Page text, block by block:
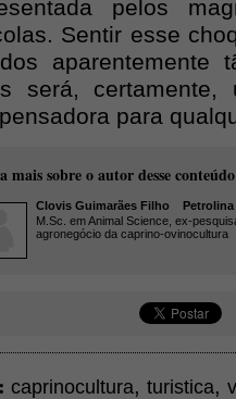
pelos
Sentir esse
será,
para
mais sobre o autor desse conteúdo
Clovis Guimarães Filho Petrolina
M.Sc. em Animal Science, ex-
agronegócio da caprino-ovinocultura
caprinocultura, turistica,